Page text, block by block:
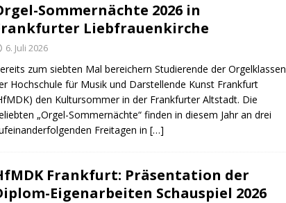
Sommernächte 2026 in
Liebfrauenkirche
6. Juli 2026
zum siebten Mal bereichern Studierende der Orgelklassen
Hochschule für Musik und Darstellende Kunst Frankfurt
den Kultursommer in der Frankfurter Altstadt. Die
„Orgel-Sommernächte“ finden in diesem Jahr an drei
Freitagen in […]
Frankfurt: Präsentation der
Eigenarbeiten Schauspiel 2026